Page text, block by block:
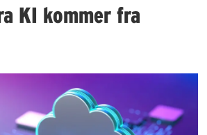
KI kommer fra